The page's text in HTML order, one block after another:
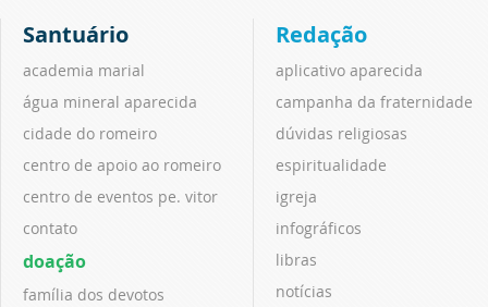
Santuário
academia marial
água mineral aparecida
cidade do romeiro
centro de apoio ao romeiro
centro de eventos pe. vitor
contato
doação
família dos devotos
Redação
aplicativo aparecida
campanha da fraternidade
dúvidas religiosas
espiritualidade
igreja
infográficos
libras
notícias